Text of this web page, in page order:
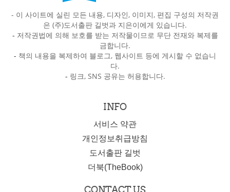
- 이 사이트에 실린 모든 내용, 디자인, 이미지, 편집 구성의 저작권
은 (주)도서출판 길벗과 지은이에게 있습니다.
- 저작권법에 의해 보호를 받는 저작물이므로 무단 전재와 복제를
금합니다.
- 책의 내용을 복제하여 블로그, 웹사이트 등에 게시할 수 없습니
다.
- 링크, SNS 공유는 허용합니다.
INFO
서비스 약관
개인정보취급방침
도서출판 길벗
더북(TheBook)